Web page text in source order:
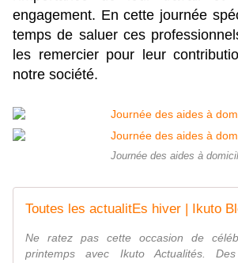
engagement. En cette journée
temps de saluer ces
les remercier pour leur
notre société.
Journée des aides à
Ne ratez pas cette occasion de
printemps avec Ikuto Actualités.